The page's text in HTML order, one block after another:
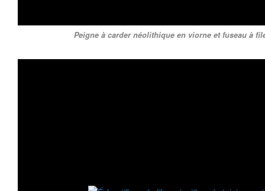
Peigne à carder néolithique en viorne et fuseau à